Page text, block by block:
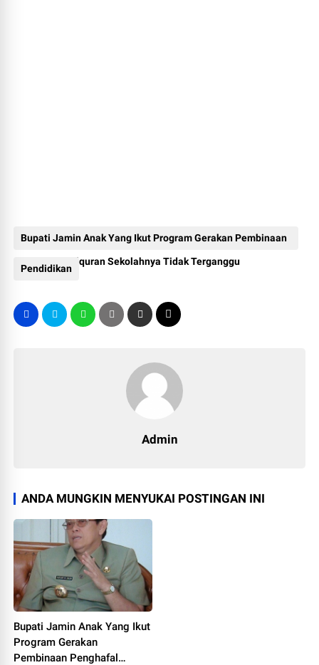
Bupati Jamin Anak Yang Ikut Program Gerakan Pembinaan
Penghafal Alquran Sekolahnya Tidak Terganggu
Pendidikan
Admin
ANDA MUNGKIN MENYUKAI POSTINGAN INI
Bupati Jamin Anak Yang Ikut
Program Gerakan
Pembinaan Penghafal